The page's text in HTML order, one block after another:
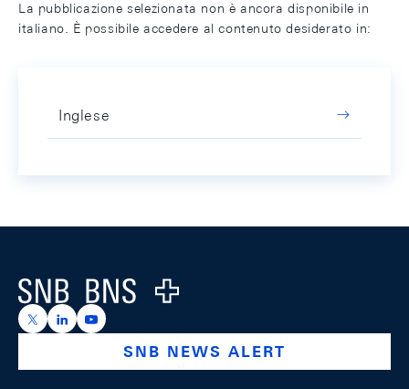
La pubblicazione selezionata non è ancora disponibile in
italiano. È possibile accedere al contenuto desiderato in:
Inglese
Logo
https://x.com/snb_bns
https://ch.linkedin.com/company/swiss-national-
https://www.youtube.com/@swissnationalbank
SNB NEWS ALERT